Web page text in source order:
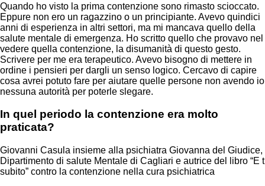
Quando ho visto la prima contenzione sono rimasto scioccato.
Eppure non ero un ragazzino o un principiante. Avevo quindici
anni di esperienza in altri settori, ma mi mancava quello della
salute mentale di emergenza. Ho scritto quello che provavo nel
vedere quella contenzione, la disumanità di questo gesto.
Scrivere per me era terapeutico. Avevo bisogno di mettere in
ordine i pensieri per dargli un senso logico. Cercavo di capire
cosa avrei potuto fare per aiutare quelle persone non avendo io
nessuna autorità per poterle slegare.
In quel periodo la contenzione era molto
praticata?
Giovanni Casula insieme alla psichiatra Giovanna del Giudice,
Dipartimento di salute Mentale di Cagliari e autrice del libro “E
subito” contro la contenzione nella cura psichiatrica